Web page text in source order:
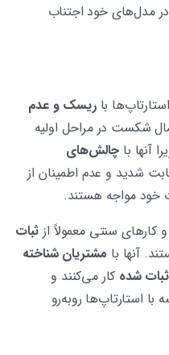
در مدل‌های خود اجتناب
باریسک و عدم
شکست در مراحل اولیه
آنها با چالش‌های
شدید و عدم اطمینان از
خود مواجه هستند.
سنتی معمولاً از ثبات
آنها با مشتریان شناخته
شده کار می‌کنند و
با استارتاپ‌ها روبه‌رو